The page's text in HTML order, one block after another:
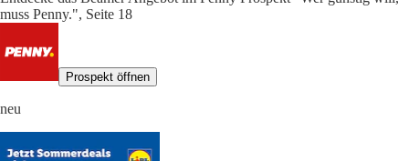
muss Penny.", Seite 18
Prospekt öffnen
neu